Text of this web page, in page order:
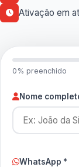
Ativação em
0% preenchido
Nome
WhatsApp *